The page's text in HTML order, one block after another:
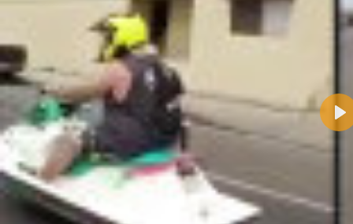
Name:
E-Mail-Adresse (optional):